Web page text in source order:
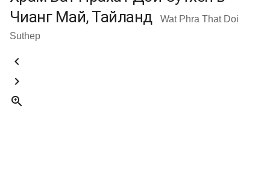
Чианг Май, Тайланд
Wat Phra That Doi
Suthep


